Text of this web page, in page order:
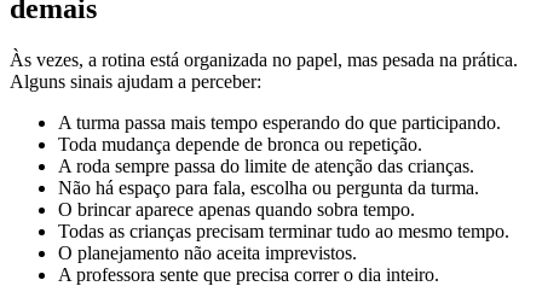
demais
Às vezes, a rotina está organizada no papel, mas pesada na prática.
Alguns sinais ajudam a perceber:
A turma passa mais tempo esperando do que participando.
Toda mudança depende de bronca ou repetição.
A roda sempre passa do limite de atenção das crianças.
Não há espaço para fala, escolha ou pergunta da turma.
O brincar aparece apenas quando sobra tempo.
Todas as crianças precisam terminar tudo ao mesmo tempo.
O planejamento não aceita imprevistos.
A professora sente que precisa correr o dia inteiro.